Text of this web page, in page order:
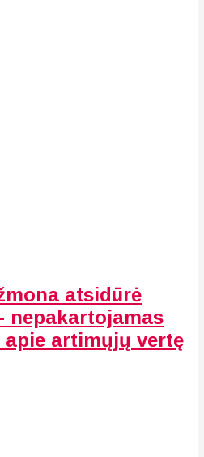
atsidūrė
nepakartojamas
apie artimųjų vertę